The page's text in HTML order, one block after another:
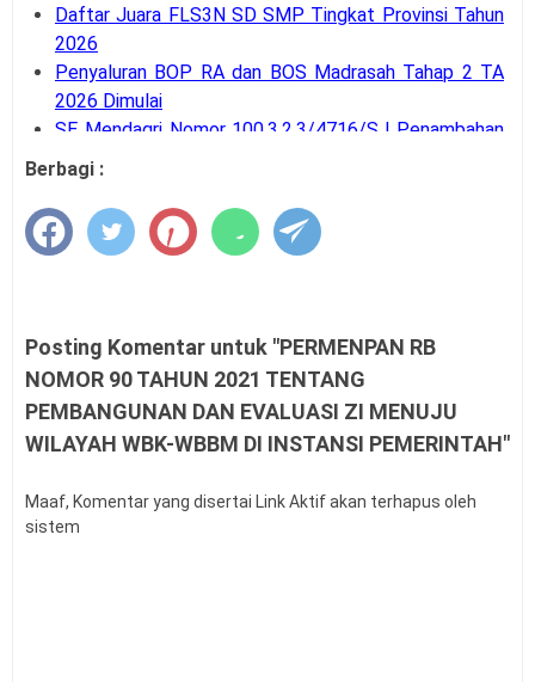
Daftar Juara FLS3N SD SMP Tingkat Provinsi Tahun
2026
Penyaluran BOP RA dan BOS Madrasah Tahap 2 TA
2026 Dimulai
SE Mendagri Nomor 100.3.2.3/4716/SJ Penambahan
Kode Rekening APB Desa
Panduan Pengajuan Data Prasarana pada Dapodik
Versi 2027
Latihan Soal Tes Substantif PPG Calon Guru Tahun
Kalender Pendidikan Kota Palangka Raya 2026/2027
Kalender Pendidikan Kabupaten Merauke 2026/2027
Tahapan dan Siklus SPMI di Satuan Pendidikan
Buku Saku Pendampingan Implementasi KBC untuk
KMA Nomor 737 Tahun 2026 Linearitas Guru
Madrasah
Berbagi :
Posting Komentar untuk "PERMENPAN RB
NOMOR 90 TAHUN 2021 TENTANG
PEMBANGUNAN DAN EVALUASI ZI MENUJU
WILAYAH WBK-WBBM DI INSTANSI PEMERINTAH"
Maaf, Komentar yang disertai Link Aktif akan terhapus oleh
sistem